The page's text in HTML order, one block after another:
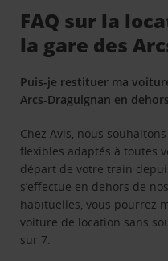
FAQ sur la
la gare des
Puis-je restituer ma
Arcs-Draguignan en
Chez Avis, nous
flexibles adaptés à toutes
départ de votre train
s’effectue en dehors de
habituelles, vous pourrez
voiture de location sans
sur 7.